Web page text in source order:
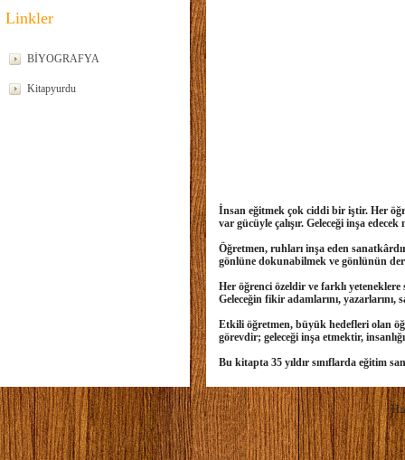
Linkler
BİYOGRAFYA
Kitapyurdu
İnsan eğitmek çok ciddi bir iştir. Her
var gücüyle çalışır. Geleceği inşa
Öğretmen, ruhları inşa eden
gönlüne dokunabilmek ve gönlünün
Her öğrenci özeldir ve farklı
Geleceğin fikir adamlarını, yazarlarını,
Etkili öğretmen, büyük hedefleri olan
görevdir; geleceği inşa etmektir,
Bu kitapta 35 yıldır sınıflarda eğitim